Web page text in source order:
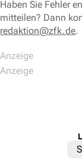
Haben Sie Fehler
mitteilen? Dann
redaktion@zfk.de.